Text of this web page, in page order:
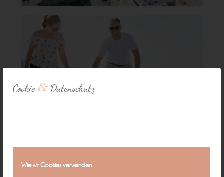
Cookie & Datenschutz
Wie wir Cookies verwenden